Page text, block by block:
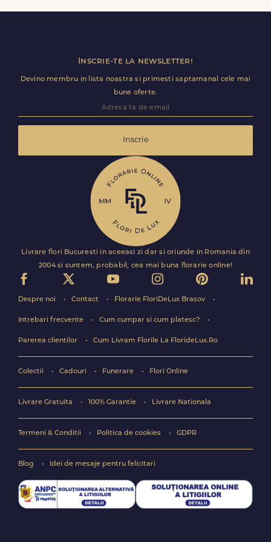
livrare pentru Măcești.
Inscrie-te la newsletter!
Devino membru in lista noastra si primesti saptamanal cele mai
bune oferte.
Inscrie
Livrare flori Bucuresti in aceeasi zi dar si oriunde in Romania din
2004 si suntem, probabil, cea mai buna florarie online!
Despre noi Contact Florarie FloriDeLux Brasov
Intrebari frecvente Cum cumpar si cum platesc?
Parerea clientilor Cum Livram Florile La FlorideLux.Ro
Colectii Cadouri Funerare Flori Online
Livrare Gratuita 100% Garantie Livrare Nationala
Termeni & Conditii Politica de cookies GDPR
Blog Idei de mesaje pentru felicitari